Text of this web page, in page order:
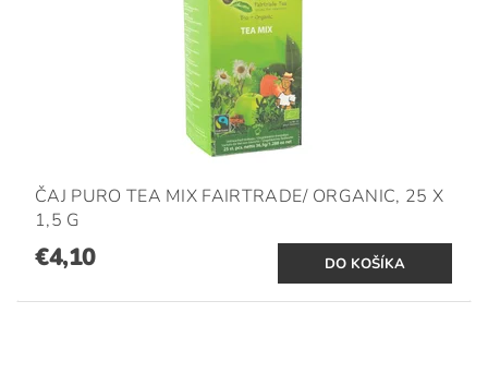
ČAJ PURO TEA MIX FAIRTRADE/ ORGANIC, 25 X
1,5 G
€4,10